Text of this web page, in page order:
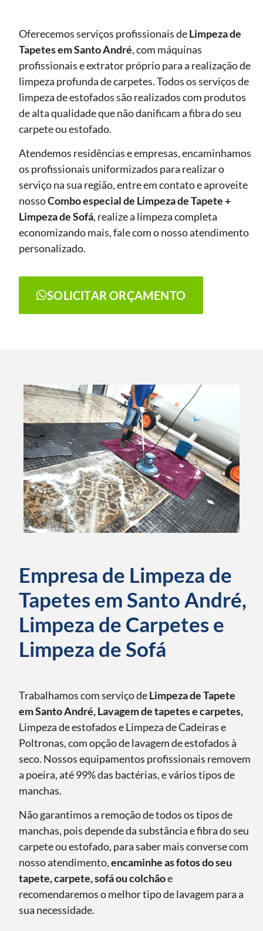
Oferecemos serviços profissionais deLimpeza de
Tapetesem Santo André, com máquinas
profissionais e extrator próprio para a realização de
limpeza profunda de carpetes. Todos os serviços de
limpeza de estofados são realizados com produtos
de alta qualidade que não danificam a fibra do seu
carpete ou estofado.
Atendemos residências e empresas, encaminhamos
os profissionais uniformizados para realizar o
serviço na sua região, entre em contato e aproveite
nossoCombo especial de Limpeza de Tapete +
Limpeza de Sofá, realize a limpeza completa
economizando mais, fale com o nosso atendimento
personalizado.
SOLICITAR ORÇAMENTO
Empresa de Limpeza de
Tapetes em Santo André,
Limpeza de Carpetes e
Limpeza de Sofá
Trabalhamos com serviço deLimpeza de Tapete
em Santo André, Lavagem de tapetes e carpetes,
Limpeza de estofados e Limpeza de Cadeiras e
Poltronas, com opção de lavagem de estofados à
seco. Nossos equipamentos profissionais removem
a poeira, até 99% das bactérias, e vários tipos de
manchas.
Não garantimos a remoção de todos os tipos de
manchas, pois depende da substância e fibra do seu
carpete ou estofado, para saber mais converse com
nosso atendimento,encaminhe as fotos do seu
tapete, carpete, sofá ou colchãoe
recomendaremos o melhor tipo de lavagem para a
sua necessidade.